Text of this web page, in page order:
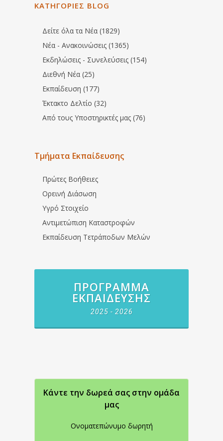
ΚΑΤΗΓΟΡΙΕΣ BLOG
Δείτε όλα τα Νέα (1829)
Νέα - Ανακοινώσεις (1365)
Εκδηλώσεις - Συνελεύσεις (154)
Διεθνή Νέα (25)
Εκπαίδευση (177)
Έκτακτο Δελτίο (32)
Από τους Υποστηρικτές μας (76)
Τμήματα Εκπαίδευσης
Πρώτες Βοήθειες
Ορεινή Διάσωση
Υγρό Στοιχείο
Αντιμετώπιση Καταστροφών
Εκπαίδευση Τετράποδων Μελών
ΠΡΌΓΡΑΜΜΑ
ΕΚΠΑΊΔΕΥΣΗΣ
2025 - 2026
Κάντε την δωρεά σας στην oμάδα
μας
Ονοματεπώνυμο δωρητή